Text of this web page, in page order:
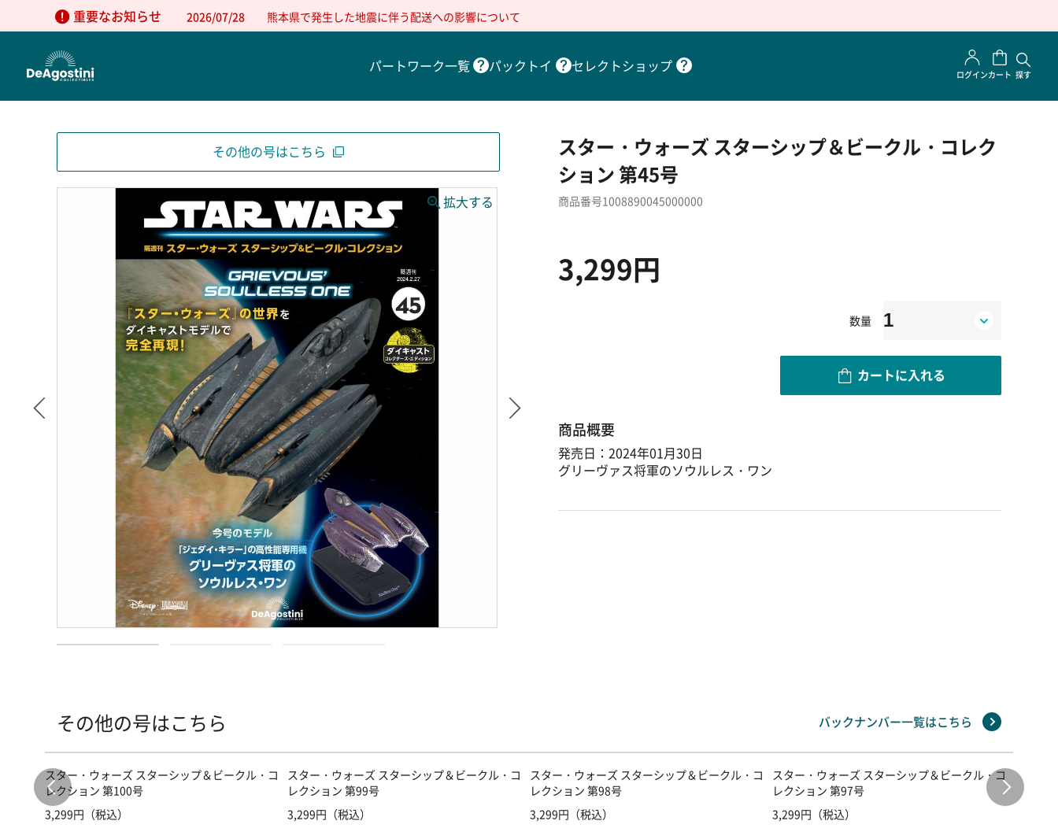
2026/07/28
重要なお知らせ 熊本県で発生した地震に伴う配送への影響について
パートワーク一覧 パックトイ セレクトショップ ログインカート 探す
その他の号はこちら
スター・ウォーズ スターシップ＆ビークル・コレク
ション 第45号
商品番号1008890045000000
3,299円
数量
カートに入れる
商品概要
発売日：2024年01月30日
グリーヴァス将軍のソウルレス・ワン
その他の号はこちら
スター・ウォーズ スターシップ＆ビークル・コ
レクション 第100号
3,299円（税込）
スター・ウォーズ スターシップ＆ビークル・コ
レクション 第99号
3,299円（税込）
スター・ウォーズ スターシップ＆ビークル・コ
レクション 第98号
3,299円（税込）
スター・ウォーズ スターシップ＆ビークル・コ
レクション 第97号
3,299円（税込）
スター
レクシ
バックナンバー一覧はこちら